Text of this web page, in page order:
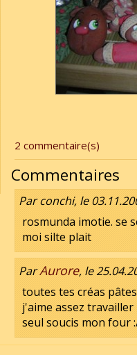
2 commentaire(s)
Commentaires
Par conchi, le
rosmunda imotie. se
moi silte plait
ParAurore, le
toutes tes créas
j'aime assez travailler
seul soucis mon four